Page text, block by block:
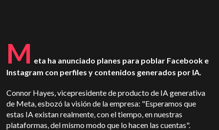
M eta ha anunciado planes para poblar Facebook e
Instagram con perfiles y contenidos generados por IA.
Connor Hayes, vicepresidente de producto de IA generativa
de Meta, esbozó la visión de la empresa: "Esperamos que
estas IA existan realmente, con el tiempo, en nuestras
plataformas, del mismo modo que lo hacen las cuentas".